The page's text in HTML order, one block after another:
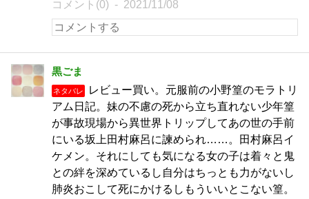
コメント(0) 2021/11/08
黒ごま
ネタバレ
レビュー買い。元服前の小野篁のモラトリ
アム日記。妹の不慮の死から立ち直れない少年篁
が事故現場から異世界トリップしてあの世の手前
にいる坂上田村麻呂に諫められ……。田村麻呂イ
ケメン。それにしても気になる女の子は着々と鬼
との絆を深めているし自分はちっとも力がないし
肺炎おこして死にかけるしもういいとこない篁。